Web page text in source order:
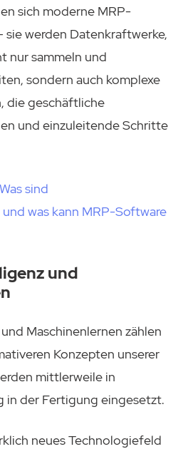
sich moderne MRP-
sie werden Datenkraftwerke,
nur sammeln und
sondern auch komplexe
die geschäftliche
und einzuleitende Schritte
Was sind
was kann MRP-Software
und
Maschinenlernen zählen
Konzepten unserer
mittlerweile in
in der Fertigung eingesetzt.
neues Technologiefeld